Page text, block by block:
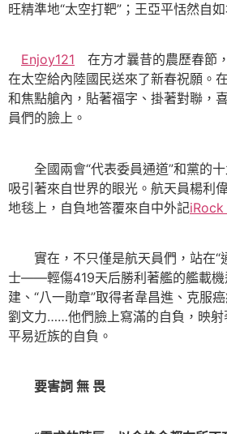
旺精準地“太空打靶”；王亞平恬然自
Enjoy121 在方才曩昔的農歷春節
在太空給內陸國民送來了新春祝願。
和焦點艙內，貼著福字、掛著對聯，
員們的臉上。
全國兩會“代表委員通道”和黨的十
吸引著來自世界的眼光。航天員楊利
地毯上，自負地答覆來自中外記
實在，不只僅是航天員們，站在“
士——輕傷419天后勝利著艦的艦載機
建、“八一勛章”取得者韋昌進、克服
劉文力……他們臉上寫滿的自負，映射
平易近族的自負。
要害詞 無 畏